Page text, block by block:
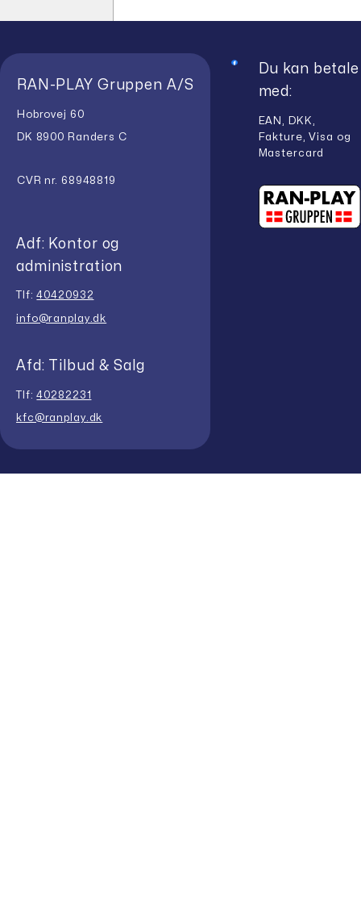
RAN-PLAY Gruppen A/S
Hobrovej 60
DK 8900 Randers C
CVR nr. 68948819
Adf: Kontor og
administration
Tlf:40420932
info@ranplay.dk
Afd: Tilbud & Salg
Tlf:40282231
kfc@ranplay.dk
Du kan betale
med:
EAN, DKK,
Fakture, Visa og
Mastercard